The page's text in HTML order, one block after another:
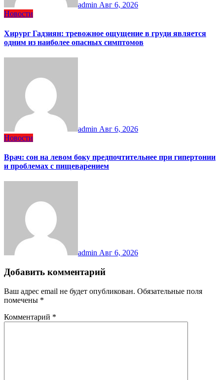
admin Авг 6, 2026
Новости
Хирург Гадзиян: тревожное ощущение в груди является
одним из наиболее опасных симптомов
admin Авг 6, 2026
Новости
Врач: сон на левом боку предпочтительнее при гипертонии
и проблемах с пищеварением
admin Авг 6, 2026
Добавить комментарий
Ваш адрес email не будет опубликован. Обязательные поля
помечены *
Комментарий *